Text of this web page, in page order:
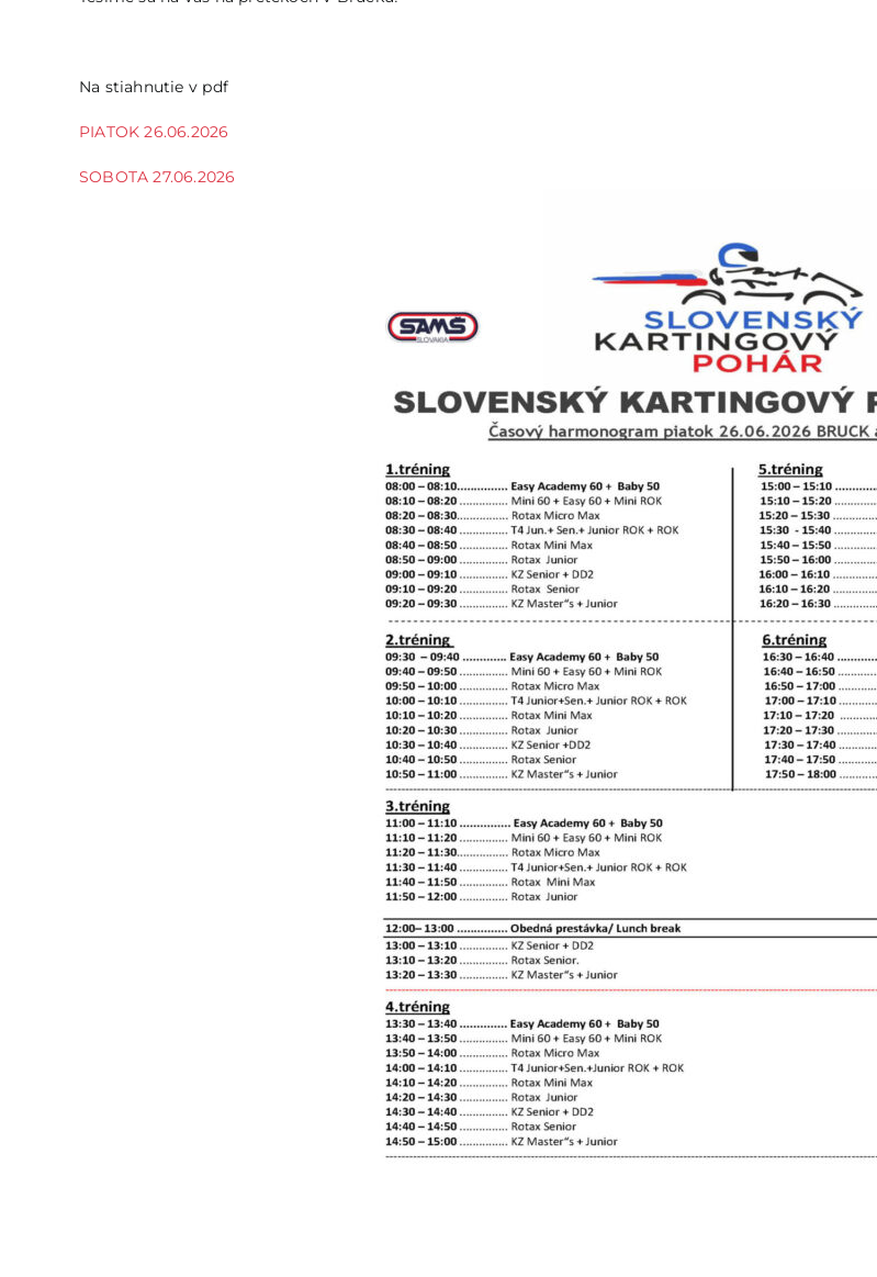
Na stiahnutie v pdf
PIATOK 26.06.2026
SOBOTA 27.06.2026